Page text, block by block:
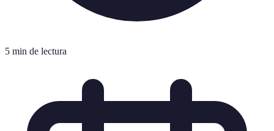
5 min de lectura